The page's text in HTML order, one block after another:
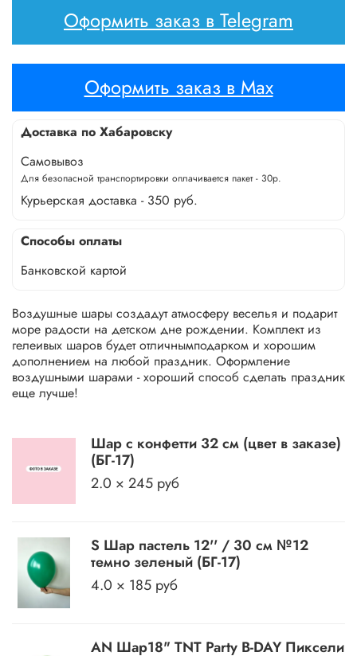
Оформить заказ в Telegram
Оформить заказ в Max
Доставка по Хабаровску
Самовывоз
Для безопасной транспортировки оплачивается пакет - 30р.
Курьерская доставка - 350 руб.
Способы оплаты
Банковской картой
Шар с конфетти 32 см (цвет в заказе)
(БГ-17)
2.0 × 245 руб
S Шар пастель 12'' / 30 см №12
темно зеленый (БГ-17)
4.0 × 185 руб
AN Шар18" TNT Party B-DAY Пиксели
Воздушные шары создадут атмосферу веселья и подарит
море радости на детском дне рождении. Комплект из
гелеивых шаров будет отличнымподарком и хорошим
дополнением на любой праздник. Оформление
воздушными шарами - хороший способ сделать праздник
еще лучше!